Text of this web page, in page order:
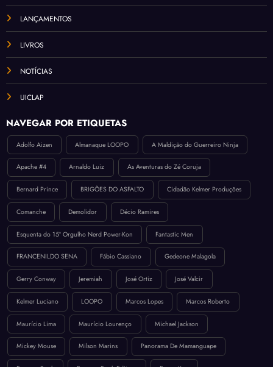
LANÇAMENTOS
LIVROS
NOTÍCIAS
UICLAP
NAVEGAR POR ETIQUETAS
Adolfo Aizen Almanaque LOOPO A Maldição do Guerreiro Ninja
Apache #4 Arnaldo Luiz As Aventuras do Zé Coruja
Bernard Prince BRIGÕES DO ASFALTO Cidadão Kelmer Produções
Comanche Demolidor Décio Ramires
Esquenta do 15º Orgulho Nerd Power-Kon Fantastic Men
FRANCENILDO SENA Fábio Cassiano Gedeone Malagola
Gerry Conway Jeremiah José Ortiz José Valcir
Kelmer Luciano LOOPO Marcos Lopes Marcos Roberto
Maurício Lima Maurício Lourenço Michael Jackson
Mickey Mouse Milson Marins Panorama De Mamanguape